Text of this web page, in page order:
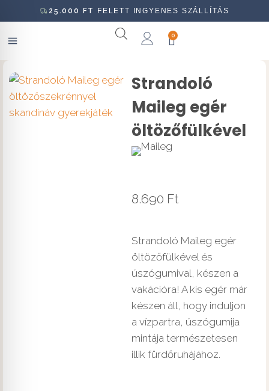
25.000 FT FELETT INGYENES SZÁLLÍTÁS
0
Strandoló
Maileg egér
öltözőfülkével
8.690 Ft
Strandoló Maileg egér
öltözőfülkével és
úszógumival, készen a
vakációra! A kis egér már
készen áll, hogy induljon
a vízpartra, úszógumija
mintája természetesen
illik fürdőruhájához.